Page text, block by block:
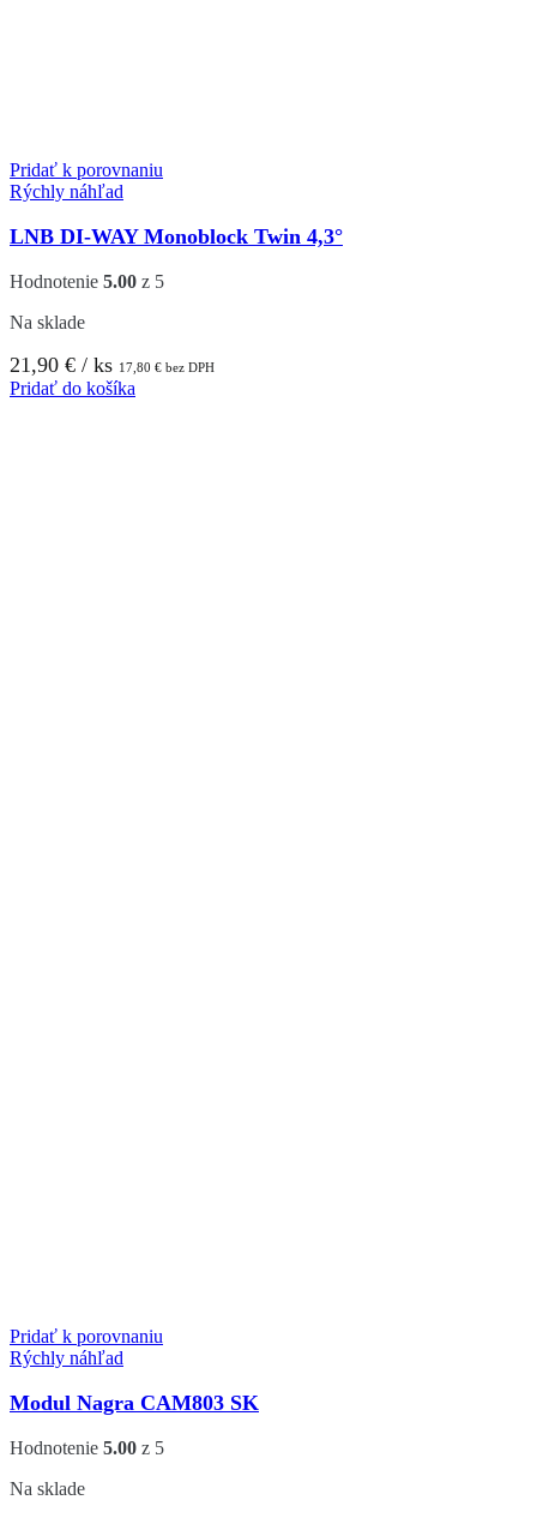
Pridať k porovnaniu
Rýchly náhľad
LNB DI-WAY Monoblock Twin 4,3°
Hodnotenie 5.00 z 5
Na sklade
21,90 € / ks 17,80 € bez DPH
Pridať do košíka
Pridať k porovnaniu
Rýchly náhľad
Modul Nagra CAM803 SK
Hodnotenie 5.00 z 5
Na sklade